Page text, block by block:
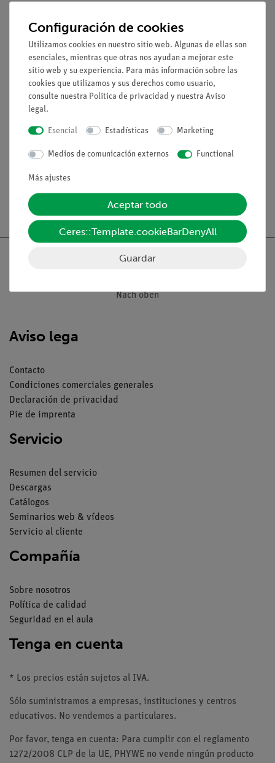
para una imagen sin distorsiones del patrón de ondas
LED verde para obtener imágenes brillantes
La visualización del patrón de ondas se puede realizar
fácilmente colocando una hoja de papel
Volumen de suministro
Medios / Descargas
Envío gratuito a partir de 300,- €.
Nach oben
Aviso lega
Contacto
Condiciones comerciales generales
Declaración de privacidad
Pie de imprenta
Servicio
Resumen del servicio
Descargas
Catálogos
Seminarios web & vídeos
Servicio al cliente
Compañía
Sobre nosotros
Política de calidad
Seguridad en el aula
Tenga en cuenta
* Los precios están sujetos al IVA.
Sólo suministramos a empresas, instituciones y centros
educativos. No vendemos a particulares.
Por favor, tenga en cuenta: Para cumplir con el reglamento
1272/2008 CLP de la UE, PHYWE no vende ningún producto
Configuración de cookies
Utilizamos cookies en nuestro sitio web. Algunas de ellas son
esenciales, mientras que otras nos ayudan a mejorar este
sitio web y su experiencia. Para más información sobre las
cookies que utilizamos y sus derechos como usuario,
consulte nuestra Política de privacidad y nuestra Aviso
legal.
Esencial Estadísticas Marketing
Medios de comunicación externos Functional
Más ajustes
Aceptar todo
Ceres::Template.cookieBarDenyAll
Guardar